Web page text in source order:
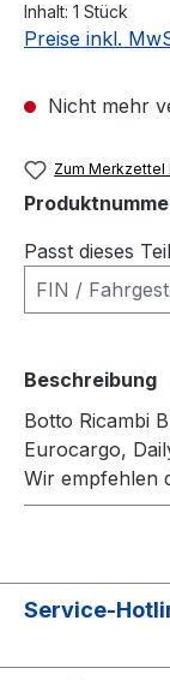
Inhalt: 1 Stück
Preise inkl.
Nicht mehr
Zum Merkzettel
Passt dieses
Beschreibung
Botto Ricambi
Eurocargo,
Wir empfehlen
Service-